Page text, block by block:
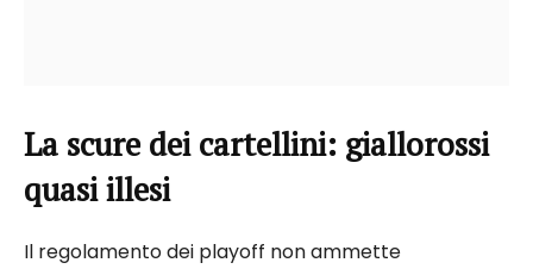
La scure dei cartellini: giallorossi
quasi illesi
Il regolamento dei playoff non ammette